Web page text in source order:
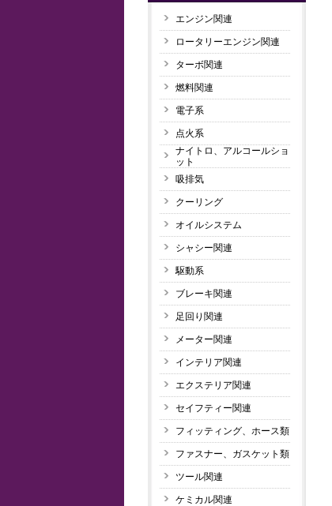
エンジン関連
ロータリーエンジン関連
ターボ関連
燃料関連
電子系
点火系
ナイトロ、アルコールショ
ット
吸排気
クーリング
オイルシステム
シャシー関連
駆動系
ブレーキ関連
足回り関連
メーター関連
インテリア関連
エクステリア関連
セイフティー関連
フィッティング、ホース類
ファスナー、ガスケット類
ツール関連
ケミカル関連